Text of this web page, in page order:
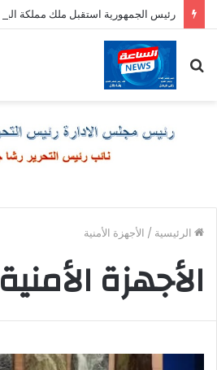
رئيس الجمهورية استقبل ملك مملكة
عن
الرئيسية / الأجهزة الأمنية
الأجهزة الأمنية